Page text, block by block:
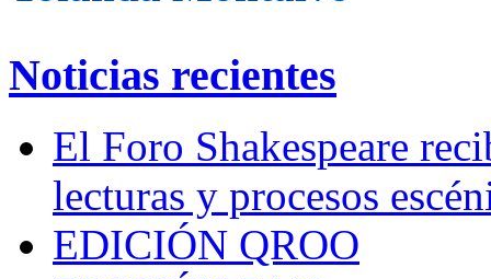
Noticias recientes
El Foro Shakespeare
lecturas y procesos
EDICIÓN QROO